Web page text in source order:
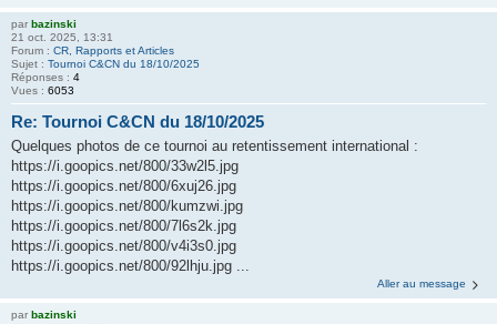
par bazinski
21 oct. 2025, 13:31
Forum : CR, Rapports et Articles
Sujet : Tournoi C&CN du 18/10/2025
Réponses : 4
Vues : 6053
Re: Tournoi C&CN du 18/10/2025
Quelques photos de ce tournoi au retentissement international :
https://i.goopics.net/800/33w2l5.jpg
https://i.goopics.net/800/6xuj26.jpg
https://i.goopics.net/800/kumzwi.jpg
https://i.goopics.net/800/7l6s2k.jpg
https://i.goopics.net/800/v4i3s0.jpg
https://i.goopics.net/800/92lhju.jpg ...
Aller au message
par bazinski